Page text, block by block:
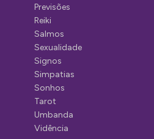
Previsões
Reiki
Salmos
Sexualidade
Signos
Simpatias
Sonhos
Tarot
Umbanda
Vidência